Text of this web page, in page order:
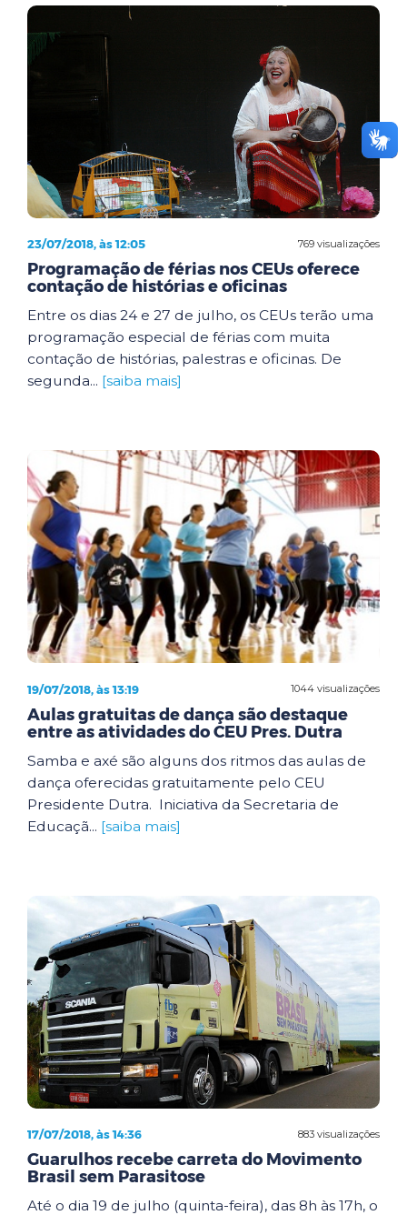
769 visualizações
23/07/2018, às 12:05
Programação de férias nos CEUs oferece
contação de histórias e oficinas
Entre os dias 24 e 27 de julho, os CEUs terão uma
programação especial de férias com muita
contação de histórias, palestras e oficinas. De
segunda... [saiba mais]
1044 visualizações
19/07/2018, às 13:19
Aulas gratuitas de dança são destaque
entre as atividades do CEU Pres. Dutra
Samba e axé são alguns dos ritmos das aulas de
dança oferecidas gratuitamente pelo CEU
Presidente Dutra. Iniciativa da Secretaria de
Educaçã... [saiba mais]
883 visualizações
17/07/2018, às 14:36
Guarulhos recebe carreta do Movimento
Brasil sem Parasitose
Até o dia 19 de julho (quinta-feira), das 8h às 17h, o